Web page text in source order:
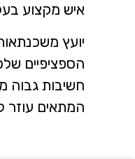
איש מקצוע
יועץ
חשיבות גבוה
המתאים עוזר